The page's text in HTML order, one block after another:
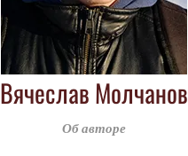
Вячеслав Молчанов
Об авторе